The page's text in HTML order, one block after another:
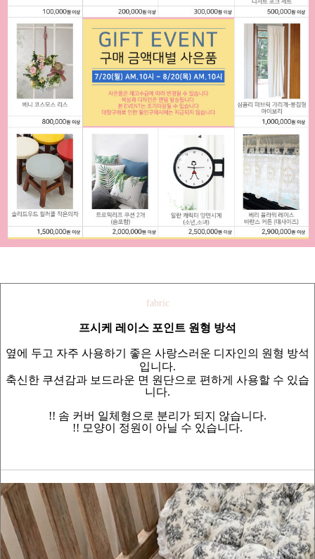
fabric
프시케 레이스 포인트 원형 방석
옆에 두고 자주 사용하기 좋은 사랑스러운 디자인의 원형 방석
입니다.
축신한 쿠션감과 보드라운 면 원단으로 편하게 사용할 수 있습
니다.
!! 솜 커버 일체형으로 분리가 되지 않습니다.
!! 모양이 정원이 아닐 수 있습니다.